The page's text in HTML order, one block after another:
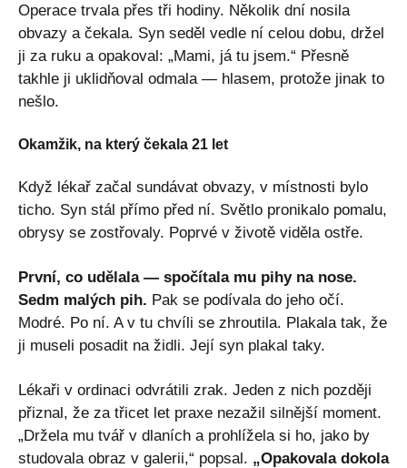
Operace trvala přes tři hodiny. Několik dní nosila
obvazy a čekala. Syn seděl vedle ní celou dobu, držel
ji za ruku a opakoval: „Mami, já tu jsem.“ Přesně
takhle ji uklidňoval odmala — hlasem, protože jinak to
nešlo.
Okamžik, na který čekala 21 let
Když lékař začal sundávat obvazy, v místnosti bylo
ticho. Syn stál přímo před ní. Světlo pronikalo pomalu,
obrysy se zostřovaly. Poprvé v životě viděla ostře.
První, co udělala — spočítala mu pihy na nose.
Sedm malých pih. Pak se podívala do jeho očí.
Modré. Po ní. A v tu chvíli se zhroutila. Plakala tak, že
ji museli posadit na židli. Její syn plakal taky.
Lékaři v ordinaci odvrátili zrak. Jeden z nich později
přiznal, že za třicet let praxe nezažil silnější moment.
„Držela mu tvář v dlaních a prohlížela si ho, jako by
studovala obraz v galerii,“ popsal. „Opakovala dokola